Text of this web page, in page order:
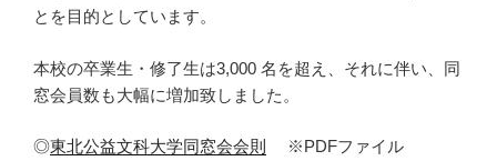
とを目的としています。
本校の卒業生・修了生は3,000 名を超え、それに伴い、同
窓会員数も大幅に増加致しました。
◎東北公益文科大学同窓会会則 ※PDFファイル